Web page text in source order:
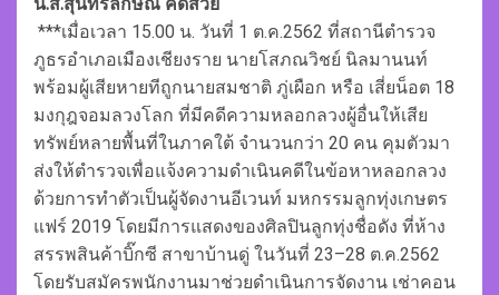
***เมื่อเวลา 15.00 น. วันที่ 1 ต.ค.2562 ที่สถานีตำรวจ
ภูธรอำเภอเมืองเชียงราย นายโสภณวิชย์ นิลมานนท์
พร้อมผู้เสียหายทีถูกนายสมชาติ ภู่เผือก หรือ เสี่ยน็อต 18
มงกุฎจอมลวงโลก ที่มีคดีความหลอกลวงผู้อื่นให้เสีย
ทรัพย์หลายพื้นที่ในภาคใต้ จำนวนกว่า 20 คน คุมตัวมา
ส่งให้ตำรวจเพื่อแจ้งความดำเนินคดีในข้อหาหลอกลวง
ด้วยการทำตัวเป็นผู้จัดงานอีเวนท์ มหกรรมลูกทุ่งเกษตร
แฟร์ 2019 โดยมีการแสดงของศิลปินลูกทุ่งชื่อดัง ที่ห้าง
สรรพสินค้าบิ๊กซี สาขาบ้านดู่ ในวันที่ 23–28 ต.ค.2562
โดยรับสมัครพนักงานมาช่วยดำเนินการจัดงาน เช่าคอน